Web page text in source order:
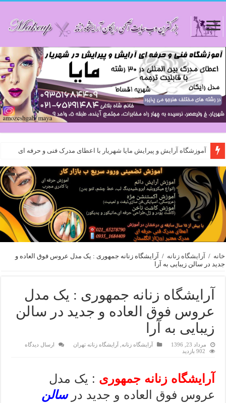
آموزشگاه آرایش و پیرایش مایا شهریار با اعطای مدرک فنی و حرفه ای
خانه / آرایشگاه زنانه / آرایشگاه زنانه جمهوری : یک مدل عروس فوق العاده و
جدید در سالن زیبایی به آرا
آرایشگاه زنانه جمهوری : یک مدل
عروس فوق العاده و جدید در سالن
زیبایی به آرا
مرداد 23, 1396 آرایشگاه زنانه ,آرایشگاه زنانه تهران
ارسال دیدگاه
902 بازدید
آرایشگاه زنانه جمهوری : یک مدل
عروس فوق العاده و جدید درسالن